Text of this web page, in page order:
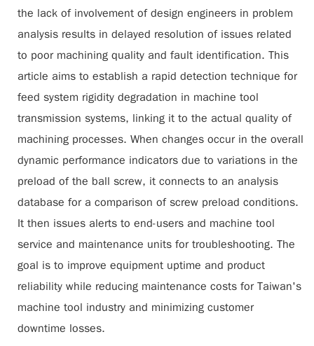
the lack of involvement of design engineers in problem
analysis results in delayed resolution of issues related
to poor machining quality and fault identification. This
article aims to establish a rapid detection technique for
feed system rigidity degradation in machine tool
transmission systems, linking it to the actual quality of
machining processes. When changes occur in the overall
dynamic performance indicators due to variations in the
preload of the ball screw, it connects to an analysis
database for a comparison of screw preload conditions.
It then issues alerts to end-users and machine tool
service and maintenance units for troubleshooting. The
goal is to improve equipment uptime and product
reliability while reducing maintenance costs for Taiwan's
machine tool industry and minimizing customer
downtime losses.